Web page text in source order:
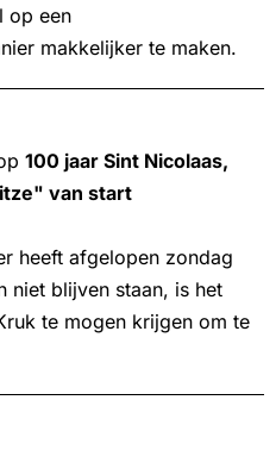
op een
makkelijker te maken.
100 jaar Sint Nicolaas,
van start
heeft afgelopen zondag
niet blijven staan, is het
te mogen krijgen om te